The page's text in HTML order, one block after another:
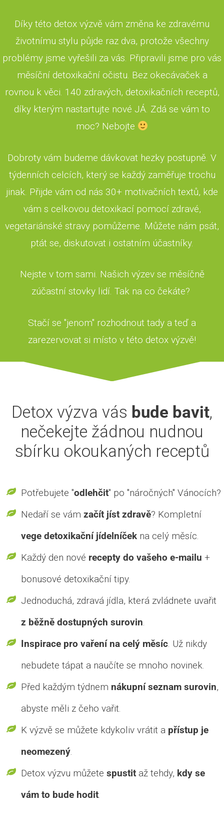
Díky této detox výzvě vám změna ke zdravému
životnímu stylu půjde raz dva, protože všechny
problémy jsme vyřešili za vás. Připravili jsme pro vás
měsíční detoxikační očistu. Bez okecávaček a
rovnou k věci. 140 zdravých, detoxikačních receptů,
díky kterým nastartujte nové JÁ. Zdá se vám to
moc? Nebojte
Dobroty vám budeme dávkovat hezky postupně. V
týdenních celcích, který se každý zaměřuje trochu
jinak. Přijde vám od nás 30+ motivačních textů, kde
vám s celkovou detoxikací pomocí zdravé,
vegetariánské stravy pomůžeme. Můžete nám psát,
ptát se, diskutovat i ostatním účastníky.
Nejste v tom sami. Našich výzev se měsíčně
zúčastní stovky lidí. Tak na co čekáte?
Stačí se "jenom" rozhodnout tady a teď a
zarezervovat si místo v této detox výzvě!
Detox výzva vás bude bavit,
nečekejte žádnou nudnou
sbírku okoukaných receptů
Potřebujete "odlehčit" po "náročných" Vánocích?
Nedaří se vám začít jíst zdravě? Kompletní
vege detoxikační jídelníček na celý měsíc.
Každý den nové recepty do vašeho e-mailu +
bonusové detoxikační tipy.
Jednoduchá, zdravá jídla, která zvládnete uvařit
z běžně dostupných surovin.
Inspirace pro vaření na celý měsíc. Už nikdy
nebudete tápat a naučíte se mnoho novinek.
Před každým týdnem nákupní seznam surovin,
abyste měli z čeho vařit.
K výzvě se můžete kdykoliv vrátit a přístup je
neomezený.
Detox výzvu můžete spustit až tehdy, kdy se
vám to bude hodit.